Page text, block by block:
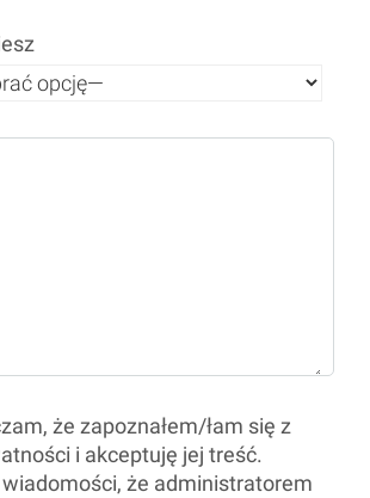
że zapoznałem/łam się z
i akceptuję jej treść.
że administratorem